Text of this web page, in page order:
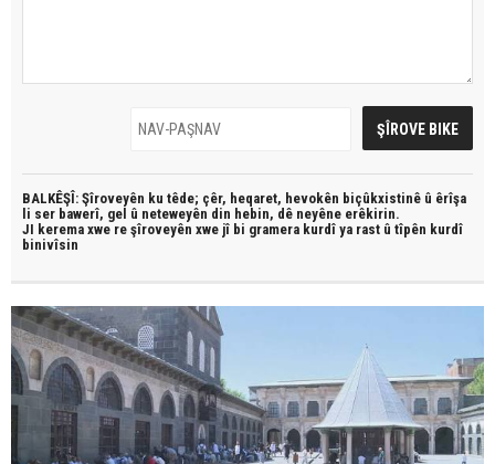
BALKÊŞÎ: Şîroveyên ku têde; çêr, heqaret, hevokên biçûkxistinê û êrîşa
li ser bawerî, gel û neteweyên din hebin, dê neyêne erêkirin.
JI kerema xwe re şîroveyên xwe jî bi gramera kurdî ya rast û tîpên kurdî
binivîsin